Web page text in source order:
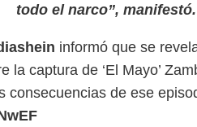
todo el narco”, manifestó.
informó que se
la captura de ‘El Mayo’
consecuencias de ese